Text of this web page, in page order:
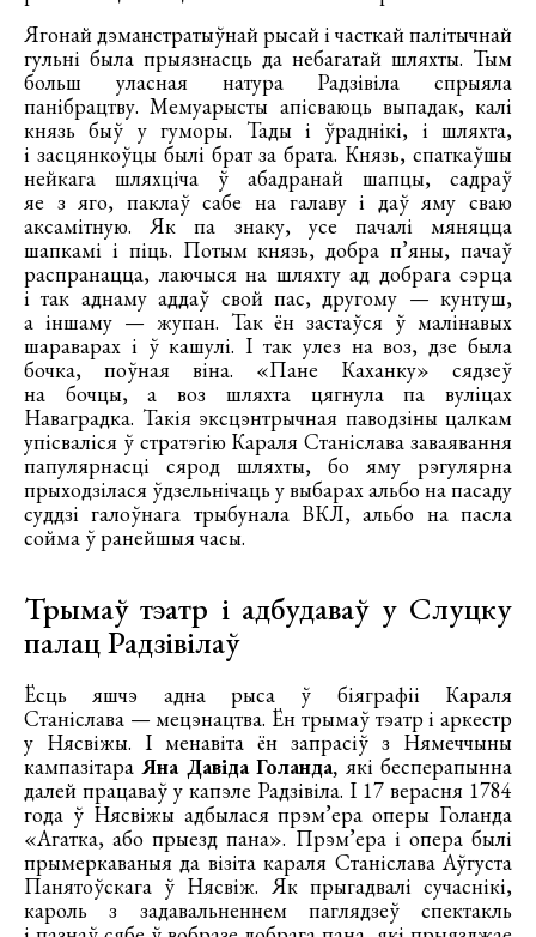
Ягонай дэманстратыўнай рысай і часткай палітычнай
гульні была прыязнасць да небагатай шляхты. Тым
больш уласная натура Радзівіла спрыяла
панібрацтву. Мемуарысты апісваюць выпадак, калі
князь быў у гуморы. Тады і ўраднікі, і шляхта,
і засцянкоўцы былі брат за брата. Князь, спаткаўшы
нейкага шляхціча ў абадранай шапцы, садраў
яе з яго, паклаў сабе на галаву і даў яму сваю
аксамітную. Як па знаку, усе пачалі мяняцца
шапкамі і піць. Потым князь, добра п’яны, пачаў
распранацца, лаючыся на шляхту ад добрага сэрца
і так аднаму аддаў свой пас, другому — кунтуш,
а іншаму — жупан. Так ён застаўся ў малінавых
шараварах і ў кашулі. І так улез на воз, дзе была
бочка, поўная віна. «Пане Каханку» сядзеў
на бочцы, а воз шляхта цягнула па вуліцах
Наваградка. Такія эксцэнтрычная паводзіны цалкам
упісваліся ў стратэгію Караля Станіслава заваявання
папулярнасці сярод шляхты, бо яму рэгулярна
прыходзілася ўдзельнічаць у выбарах альбо на пасаду
суддзі галоўнага трыбунала ВКЛ, альбо на пасла
сойма ў ранейшыя часы.
Трымаў тэатр і адбудаваў у Слуцку
палац Радзівілаў
Ёсць яшчэ адна рыса ў біяграфіі Караля
Станіслава — мецэнацтва. Ён трымаў тэатр і аркестр
у Нясвіжы. І менавіта ён запрасіў з Нямеччыны
кампазітараЯна Давіда Голанда, які бесперапынна
далей працаваў у капэле Радзівіла. І 17 верасня 1784
года ў Нясвіжы адбылася прэм’ера оперы Голанда
«Агатка, або прыезд пана». Прэм’ера і опера былі
прымеркаваныя да візіта караля Станіслава Аўгуста
Панятоўскага ў Нясвіж. Як прыгадвалі сучаснікі,
кароль з задавальненнем паглядзеў спектакль